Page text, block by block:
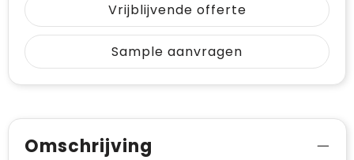
Vrijblijvende offerte
Sample aanvragen
Omschrijving